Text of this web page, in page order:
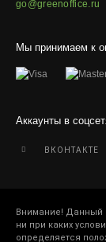
Мы принимаем к
Аккаунты в
ВКОНТАКТЕ
go@greenoffice.ru
Внимание! Данный
ни при каких
определяется